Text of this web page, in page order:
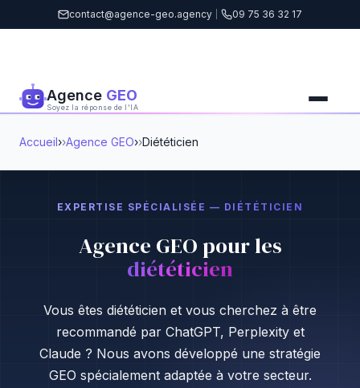
contact@agence-geo.agency 09 75 36 32 17
Agence GEO
Soyez la réponse de l'IA
Accueil› Agence GEO› Diététicien
EXPERTISE SPÉCIALISÉE — DIÉTÉTICIEN
Agence GEO pour les
diététicien
Vous êtes diététicien et vous cherchez à être
recommandé par ChatGPT, Perplexity et
Claude ? Nous avons développé une stratégie
GEO spécialement adaptée à votre secteur.